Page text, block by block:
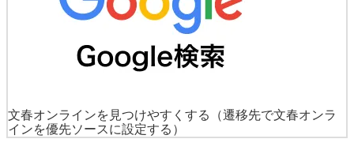
文春オンラインを見つけやすくする
（遷移先で文春オンラ
インを優先ソースに設定する）